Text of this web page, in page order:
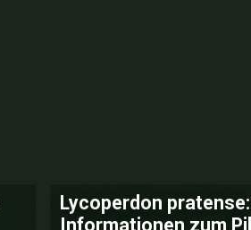
Lycoperdon
Informationen zum